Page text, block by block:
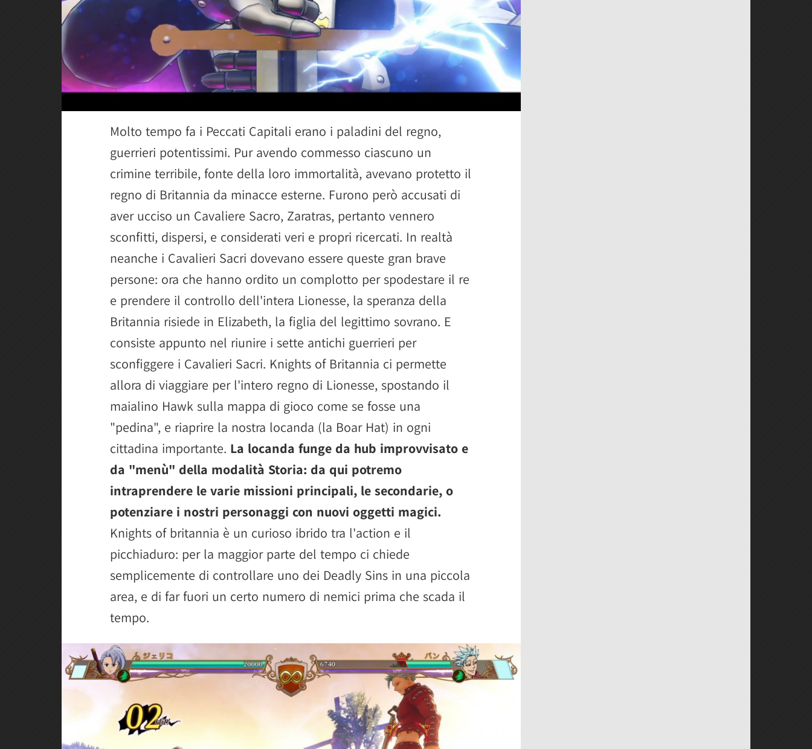
Molto tempo fa i Peccati Capitali erano i paladini del regno,
guerrieri potentissimi. Pur avendo commesso ciascuno un
crimine terribile, fonte della loro immortalità, avevano protetto il
regno di Britannia da minacce esterne. Furono però accusati di
aver ucciso un Cavaliere Sacro, Zaratras, pertanto vennero
sconfitti, dispersi, e considerati veri e propri ricercati. In realtà
neanche i Cavalieri Sacri dovevano essere queste gran brave
persone: ora che hanno ordito un complotto per spodestare il re
e prendere il controllo dell'intera Lionesse, la speranza della
Britannia risiede in Elizabeth, la figlia del legittimo sovrano. E
consiste appunto nel riunire i sette antichi guerrieri per
sconfiggere i Cavalieri Sacri. Knights of Britannia ci permette
allora di viaggiare per l'intero regno di Lionesse, spostando il
maialino Hawk sulla mappa di gioco come se fosse una
"pedina", e riaprire la nostra locanda (la Boar Hat) in ogni
cittadina importante. La locanda funge da hub improvvisato e
da "menù" della modalità Storia: da qui potremo
intraprendere le varie missioni principali, le secondarie, o
potenziare i nostri personaggi con nuovi oggetti magici.
Knights of britannia è un curioso ibrido tra l'action e il
picchiaduro: per la maggior parte del tempo ci chiede
semplicemente di controllare uno dei Deadly Sins in una piccola
area, e di far fuori un certo numero di nemici prima che scada il
tempo.